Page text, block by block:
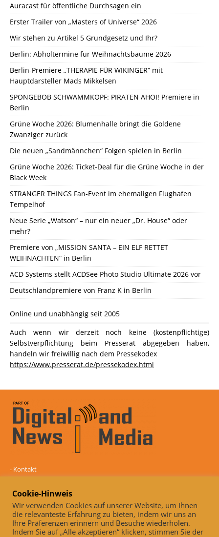
Auracast für öffentliche Durchsagen ein
Erster Trailer von „Masters of Universe“ 2026
Wir stehen zu Artikel 5 Grundgesetz und Ihr?
Berlin: Abholtermine für Weihnachtsbäume 2026
Berlin-Premiere „THERAPIE FÜR WIKINGER“ mit
Hauptdarsteller Mads Mikkelsen
SPONGEBOB SCHWAMMKOPF: PIRATEN AHOI! Premiere in
Berlin
Grüne Woche 2026: Blumenhalle bringt die Goldene
Zwanziger zurück
Die neuen „Sandmännchen“ Folgen spielen in Berlin
Grüne Woche 2026: Ticket-Deal für die Grüne Woche in der
Black Week
STRANGER THINGS Fan-Event im ehemaligen Flughafen
Tempelhof
Neue Serie „Watson“ – nur ein neuer „Dr. House“ oder
mehr?
Premiere von „MISSION SANTA – EIN ELF RETTET
WEIHNACHTEN“ in Berlin
ACD Systems stellt ACDSee Photo Studio Ultimate 2026 vor
Deutschlandpremiere von Franz K in Berlin
Online und unabhängig seit 2005
Auch wenn wir derzeit noch keine (kostenpflichtige)
Selbstverpflichtung beim Presserat abgegeben haben,
handeln wir freiwillig nach dem Pressekodex
https://www.presserat.de/pressekodex.html
- Kontakt
Datenschutz
-Impressum
Online und unabhängig seit 2005
Auch, wenn wir derzeit noch keine (kostenpflichtige)
Cookie-Hinweis
Wir verwenden Cookies auf unserer Website, um Ihnen
die relevanteste Erfahrung zu bieten, indem wir uns an
Ihre Präferenzen erinnern und Besuche wiederholen.
Indem Sie auf „Alle akzeptieren“ klicken, stimmen Sie der